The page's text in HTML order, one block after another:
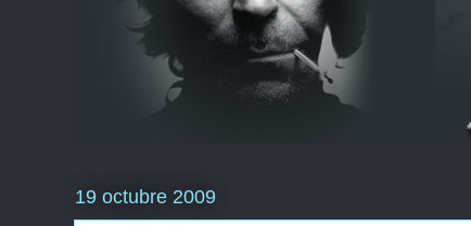
19 octubre 2009